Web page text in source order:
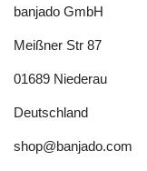
banjado GmbH
Meißner Str 87
01689 Niederau
Deutschland
shop@banjado.com